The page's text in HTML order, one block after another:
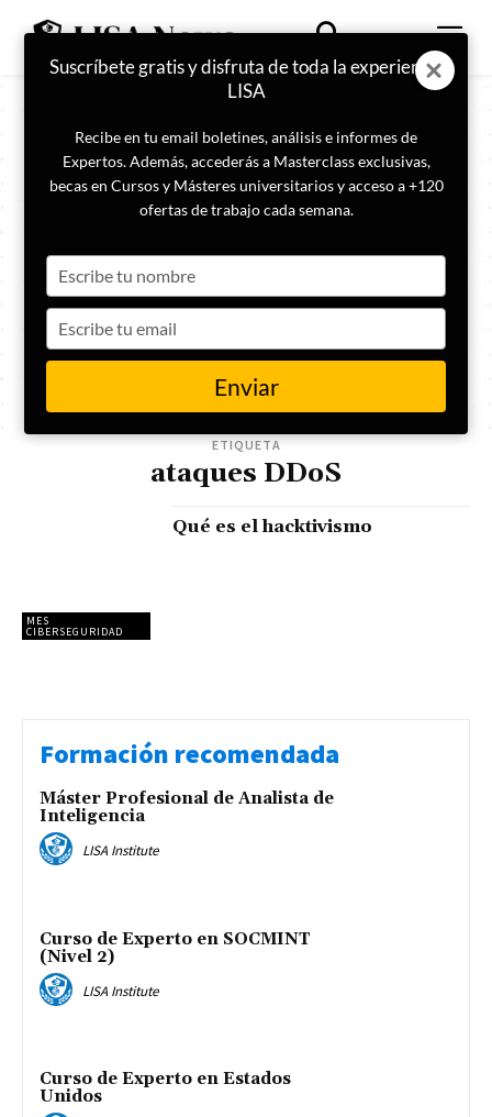
ETIQUETA
ataques DDoS
MES
CIBERSEGURIDAD
Qué es el hacktivismo
Formación recomendada
Máster Profesional de Analista de
Inteligencia
LISA Institute
Curso de Experto en SOCMINT
(Nivel 2)
LISA Institute
Curso de Experto en Estados
Unidos
Suscríbete gratis y disfruta de toda la experiencia
LISA
Recibe en tu email boletines, análisis e informes de
Expertos. Además, accederás a Masterclass exclusivas,
becas en Cursos y Másteres universitarios y acceso a +120
ofertas de trabajo cada semana.
your
name
your
email
Enviar